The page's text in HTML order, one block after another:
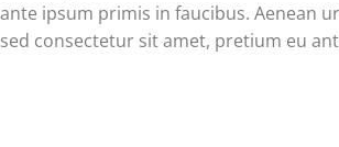
ante ipsum primis in faucibus. Aenean
sed consectetur sit amet, pretium eu